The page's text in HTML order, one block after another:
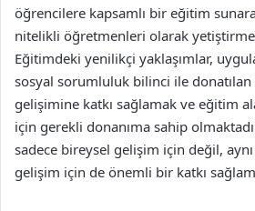
öğrencilere kapsamlı bir eğitim
nitelikli öğretmenleri olarak
Eğitimdeki yenilikçi yaklaşımlar,
sosyal sorumluluk bilinci ile donatılan
gelişimine katkı sağlamak ve eğitim
için gerekli donanıma sahip
sadece bireysel gelişim için değil,
gelişim için de önemli bir katkı